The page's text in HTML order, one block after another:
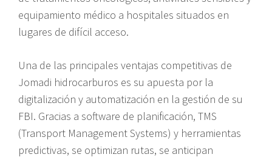
equipamiento médico a hospitales situados en
lugares de difícil acceso.
Una de las principales ventajas competitivas de
Jomadi hidrocarburos es su apuesta por la
digitalización y automatización en la gestión de su
FBI. Gracias a software de planificación, TMS
(Transport Management Systems) y herramientas
predictivas, se optimizan rutas, se anticipan